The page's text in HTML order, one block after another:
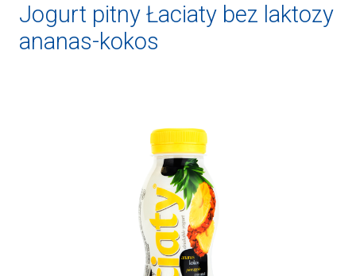
Jogurt pitny Łaciaty bez laktozy
ananas-kokos